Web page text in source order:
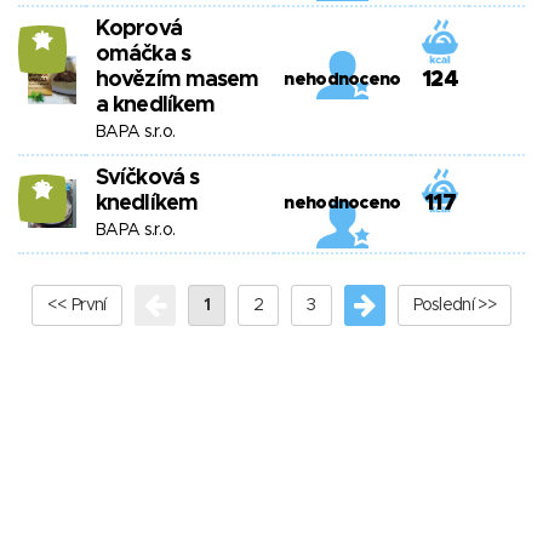
14
Koprová
omáčka s
hovězím masem
a knedlíkem
BAPA s.r.o.
nehodnoceno 124
13
Svíčková s
knedlíkem
BAPA s.r.o.
nehodnoceno 117
<< První 1 2 3 Poslední >>